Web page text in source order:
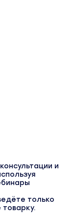
и
только
товарку.